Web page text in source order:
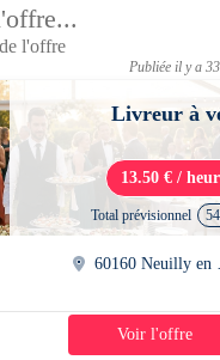
l'offre
Publiée il y a
Livreur à
13.50 € /
Total prévisionnel
1 jour
Voir l'offre